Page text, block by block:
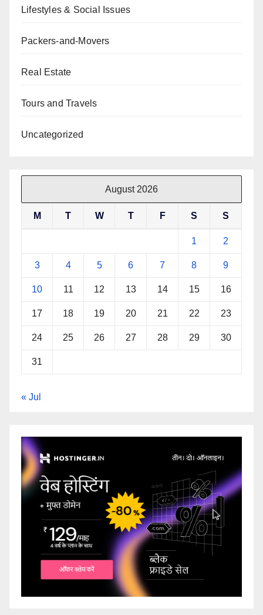
Lifestyles & Social Issues
Packers-and-Movers
Real Estate
Tours and Travels
Uncategorized
August 2026
M T W T F S S
1 2
3 4 5 6 7 8 9
10 11 12 13 14 15 16
17 18 19 20 21 22 23
24 25 26 27 28 29 30
31
« Jul